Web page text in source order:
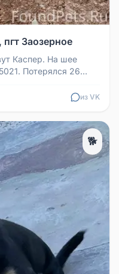
Заозерное
Каспер. На шее
Потерялся 26
из VK
🐕